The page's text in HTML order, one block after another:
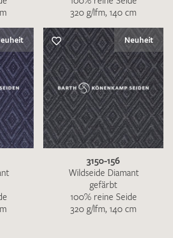
dass meine angegebenen Daten
Musteranfrage genutzt werden.
habe ich zur Kenntnis
diese.
320 g/lfm, 140 cm
Neuheit
3150-156
Wildseide Diamant
gefärbt
100% reine Seide
320 g/lfm, 140 cm